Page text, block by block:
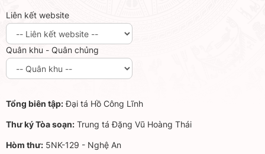
Liên kết website
Quân khu - Quân chủng
Tổng biên tập:Đại tá Hồ Công Lĩnh
Thư ký Tòa soạn: Trung tá Đặng Vũ Hoàng Thái
Hòm thư: 5NK-129 - Nghệ An